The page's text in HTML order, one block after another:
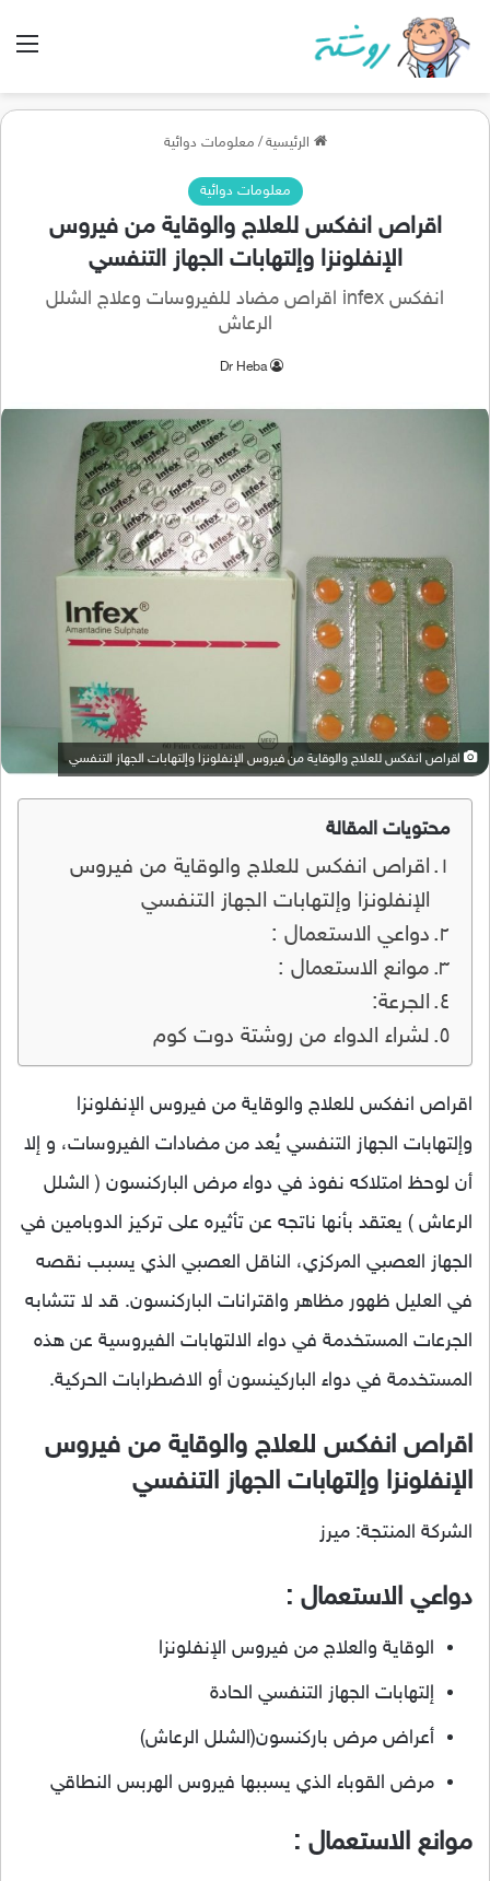
الرئيسية / معلومات دوائية
معلومات دوائية
اقراص انفكس للعلاج والوقاية من فيروس
الإنفلونزا وإلتهابات الجهاز التنفسي
انفكس infex اقراص مضاد للفيروسات وعلاج الشلل
الرعاش
Dr Heba
اقراص انفكس للعلاج والوقاية من فيروس الإنفلونزا وإلتهابات الجهاز التنفسي
محتويات المقالة
اقراص انفكس للعلاج والوقاية من فيروس
الإنفلونزا وإلتهابات الجهاز التنفسي
دواعي الاستعمال :
موانع الاستعمال :
الجرعة:
لشراء الدواء من روشتة دوت كوم
اقراص انفكس للعلاج والوقاية من فيروس الإنفلونزا
وإلتهابات الجهاز التنفسي يُعد من مضادات الفيروسات، و إلا
أن لوحظ امتلاكه نفوذ في دواء مرض الباركنسون ( الشلل
الرعاش ) يعتقد بأنها ناتجه عن تأثيره على تركيز الدوبامين في
الجهاز العصبي المركزي، الناقل العصبي الذي يسبب نقصه
في العليل ظهور مظاهر واقترانات الباركنسون. قد لا تتشابه
الجرعات المستخدمة في دواء الالتهابات الفيروسية عن هذه
المستخدمة في دواء الباركينسون أو الاضطرابات الحركية.
اقراص انفكس للعلاج والوقاية من فيروس
الإنفلونزا وإلتهابات الجهاز التنفسي
الشركة المنتجة: ميرز
دواعي الاستعمال :
الوقاية والعلاج من فيروس الإنفلونزا
إلتهابات الجهاز التنفسي الحادة
أعراض مرض باركنسون(الشلل الرعاش)
مرض القوباء الذي يسببها فيروس الهربس النطاقي
موانع الاستعمال :